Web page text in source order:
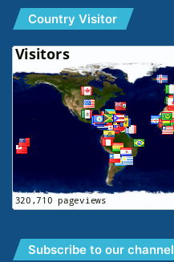
Country Visitor
Subscribe to our channel